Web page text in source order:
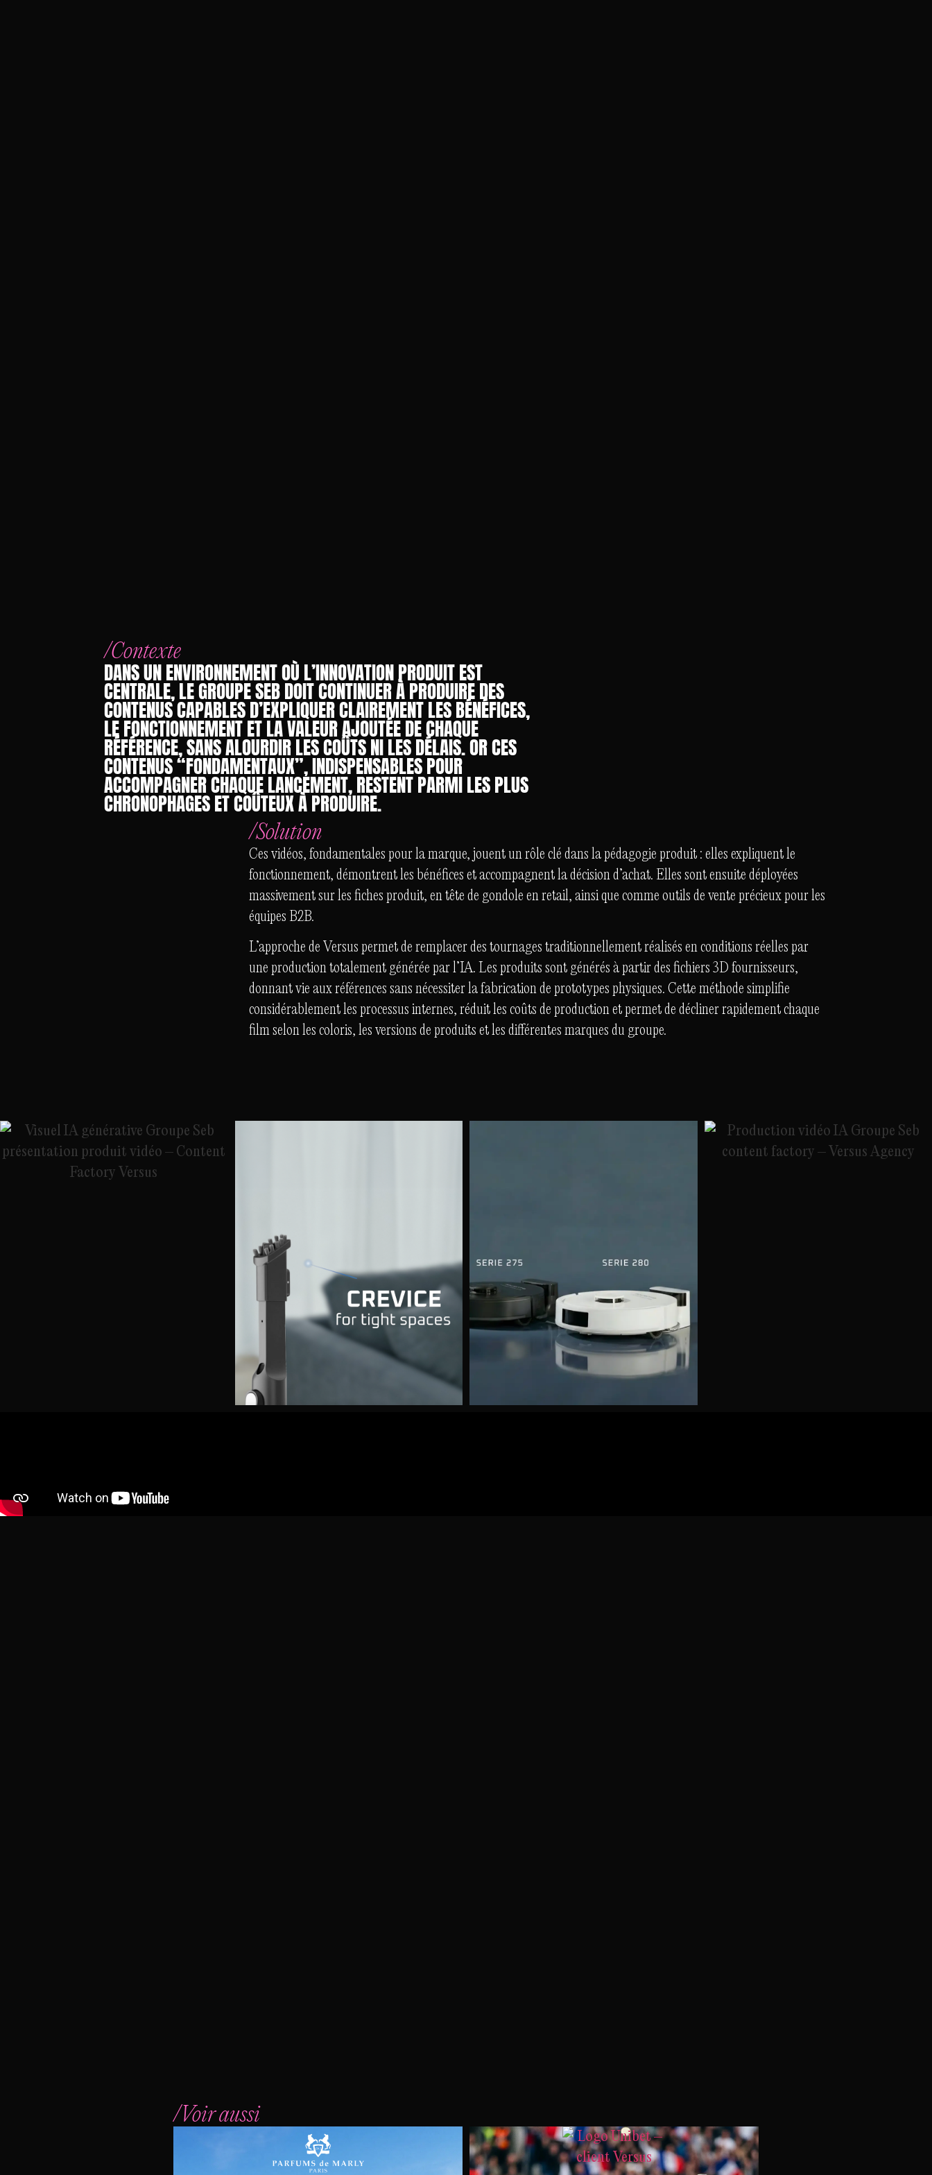
/Contexte
DANS UN ENVIRONNEMENT OÙ L’INNOVATION PRODUIT EST
CENTRALE, LE GROUPE SEB DOIT CONTINUER À PRODUIRE DES
CONTENUS CAPABLES D’EXPLIQUER CLAIREMENT LES BÉNÉFICES,
LE FONCTIONNEMENT ET LA VALEUR AJOUTÉE DE CHAQUE
RÉFÉRENCE, SANS ALOURDIR LES COÛTS NI LES DÉLAIS. OR CES
CONTENUS “FONDAMENTAUX”, INDISPENSABLES POUR
ACCOMPAGNER CHAQUE LANCEMENT, RESTENT PARMI LES PLUS
CHRONOPHAGES ET COÛTEUX À PRODUIRE.
/Solution
Ces vidéos, fondamentales pour la marque, jouent un rôle clé dans la pédagogie produit : elles expliquent le
fonctionnement, démontrent les bénéfices et accompagnent la décision d’achat. Elles sont ensuite déployées
massivement sur les fiches produit, en tête de gondole en retail, ainsi que comme outils de vente précieux pour les
équipes B2B.
L’approche de Versus permet de remplacer des tournages traditionnellement réalisés en conditions réelles par
une production totalement générée par l’IA. Les produits sont générés à partir des fichiers 3D fournisseurs,
donnant vie aux références sans nécessiter la fabrication de prototypes physiques. Cette méthode simplifie
considérablement les processus internes, réduit les coûts de production et permet de décliner rapidement chaque
film selon les coloris, les versions de produits et les différentes marques du groupe.
/Voir aussi